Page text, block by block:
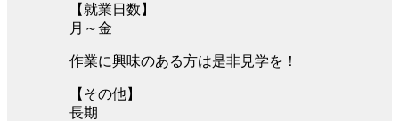
【就業日数】
月～金
作業に興味のある方は是非見学を！
【その他】
長期